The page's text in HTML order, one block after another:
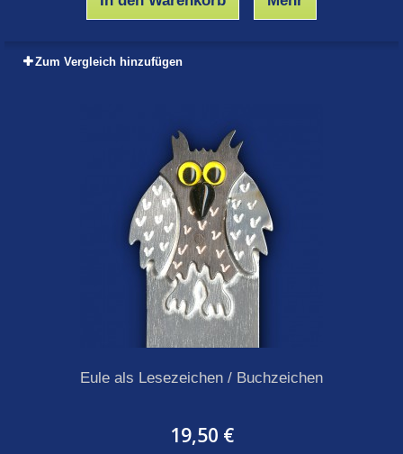
Zum Vergleich hinzufügen
Eule als Lesezeichen / Buchzeichen
19,50 €